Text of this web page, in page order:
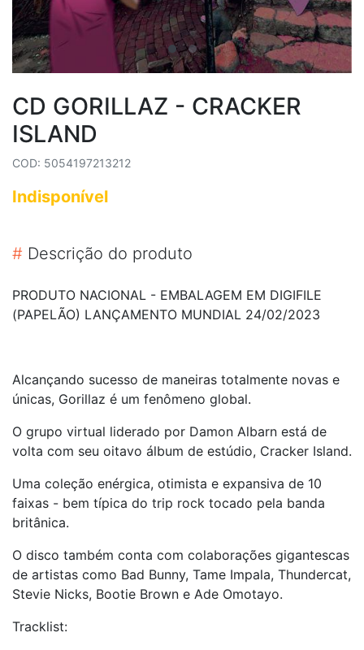
CD GORILLAZ - CRACKER
ISLAND
COD: 5054197213212
Indisponível
# Descrição do produto
PRODUTO NACIONAL - EMBALAGEM EM DIGIFILE
(PAPELÃO) LANÇAMENTO MUNDIAL 24/02/2023
Alcançando sucesso de maneiras totalmente novas e
únicas, Gorillaz é um fenômeno global.
O grupo virtual liderado por Damon Albarn está de
volta com seu oitavo álbum de estúdio, Cracker Island.
Uma coleção enérgica, otimista e expansiva de 10
faixas - bem típica do trip rock tocado pela banda
britânica.
O disco também conta com colaborações gigantescas
de artistas como Bad Bunny, Tame Impala, Thundercat,
Stevie Nicks, Bootie Brown e Ade Omotayo.
Tracklist: